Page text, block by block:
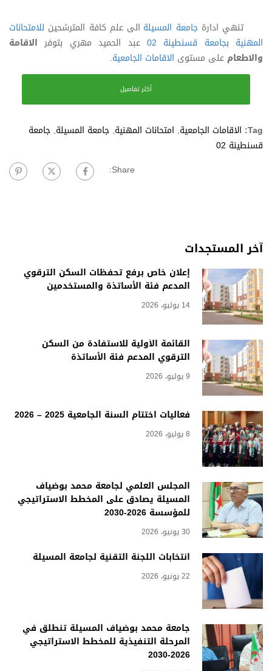
تنهي ادارةجامعة المسيلة الى علم كافة المترشحين للامتحانات
المهنية بجامعة قسنطينة 02 عبد الحميد مهري بتوفر الاقامة
والاطعام على مستوى الاقامات الجامعية.
أكثر تفاصيل
Tag: الاقامات الجامعية, امتحانات المهنية, جامعة المسيلة, جامعة
قسنطينة 02
Share:
آخر المستجدات
إعلان خاص برفع تحفظات السكن الترقوي
المدعم فئة الأساتذة والمستخدمين
14 يوليو، 2026
القائمة الأولية للاستفادة من السكن
الترقوي المدعم فئة الأساتذة
9 يوليو، 2026
فعاليات اختتام السنة الجامعية 2025 – 2026
8 يوليو، 2026
المجلس العلمي لجامعة محمد بوضياف
المسيلة يصادق على المخطط الاستراتيجي
للمؤسسة 2026-2030
30 يونيو، 2026
انتخابات اللجنة التقنية لجامعة المسيلة
22 يونيو، 2026
جامعة محمد بوضياف المسيلة تنطلق في
المرحلة التنفيذية للمخطط الاستراتيجي
2026-2030